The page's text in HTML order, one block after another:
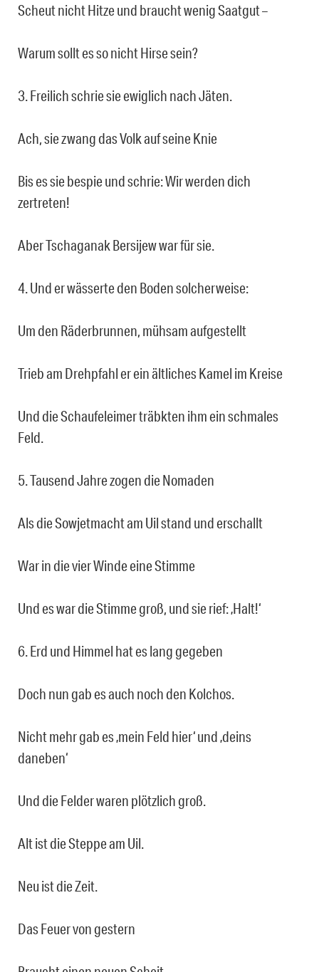
Scheut nicht Hitze und braucht wenig Saatgut –
Warum sollt es so nicht Hirse sein?
3. Freilich schrie sie ewiglich nach Jäten.
Ach, sie zwang das Volk auf seine Knie
Bis es sie bespie und schrie: Wir werden dich
zertreten!
Aber Tschaganak Bersijew war für sie.
4. Und er wässerte den Boden solcherweise:
Um den Räderbrunnen, mühsam aufgestellt
Trieb am Drehpfahl er ein ältliches Kamel im Kreise
Und die Schaufeleimer träbkten ihm ein schmales
Feld.
5. Tausend Jahre zogen die Nomaden
Als die Sowjetmacht am Uil stand und erschallt
War in die vier Winde eine Stimme
Und es war die Stimme groß, und sie rief: ‚Halt!‘
6. Erd und Himmel hat es lang gegeben
Doch nun gab es auch noch den Kolchos.
Nicht mehr gab es ‚mein Feld hier‘ und ‚deins
daneben‘
Und die Felder waren plötzlich groß.
Alt ist die Steppe am Uil.
Neu ist die Zeit.
Das Feuer von gestern